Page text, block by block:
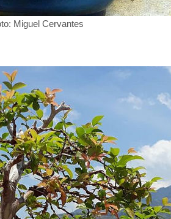
Miguel Cervantes